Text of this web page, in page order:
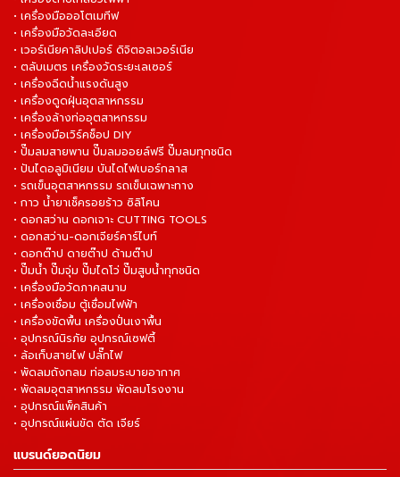
• เครื่องมือออโตเมทีฟ
• เครื่องมือวัดละเอียด
• เวอร์เนียคาลิปเปอร์ ดิจิตอลเวอร์เนีย
• ตลับเมตร เครื่องวัดระยะเลเซอร์
• เครื่องฉีดน้ำแรงดันสูง
• เครื่องดูดฝุ่นอุตสาหกรรม
• เครื่องล้างท่ออุตสาหกรรม
• เครื่องมือเวิร์คช็อป DIY
• ปั๊มลมสายพาน ปั๊มลมออยล์ฟรี ปั๊มลมทุกชนิด
• ปันไดอลูมิเนียม บันไดไฟเบอร์กลาส
• รถเข็นอุตสาหกรรม รถเข็นเฉพาะทาง
• กาว น้ำยาเช็ครอยร้าว ซิลิโคน
• ดอกสว่าน ดอกเจาะ CUTTING TOOLS
• ดอกสว่าน-ดอกเจียร์คาร์ไบท์
• ดอกต๊าป ดายต๊าป ด้ามต๊าป
• ปั๊มน้ำ ปั๊มจุ่ม ปั๊มไดโว่ ปั๊มสูบน้ำทุกชนิด
• เครื่องมือวัดภาคสนาม
• เครื่องเชื่อม ตู้เชื่อมไฟฟ้า
• เครื่องขัดพื้น เครื่องปั่นเงาพื้น
• อุปกรณ์นิรภัย อุปกรณ์เซฟตี้
• ล้อเก็บสายไฟ ปลั๊กไฟ
• พัดลมถังกลม ท่อลมระบายอากาศ
• พัดลมอุตสาหกรรม พัดลมโรงงาน
• อุปกรณ์แพ็คสินค้า
• อุปกรณ์แผ่นขัด ตัด เจียร์
แบรนด์ยอดนิยม